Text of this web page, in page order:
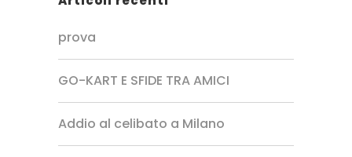
prova
GO-KART E SFIDE TRA AMICI
Addio al celibato a Milano